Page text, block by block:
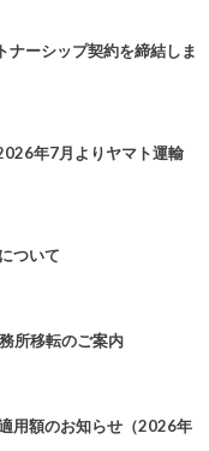
ナーシップ契約を締結しま
年7月よりヤマト運輸
ついて
所移転のご案内
用額のお知らせ（2026年